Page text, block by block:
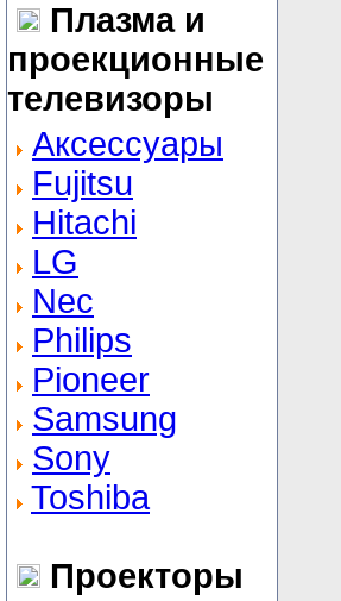
Плазма и
проекционные
телевизоры
Аксессуары
Fujitsu
Hitachi
LG
Nec
Philips
Pioneer
Samsung
Sony
Toshiba
Проекторы